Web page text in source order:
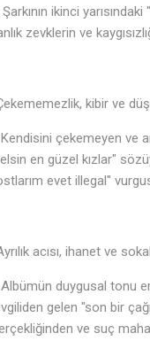
ikinci
zevklerin ve
kibir ve
çekemeyen ve
en güzel kızlar"
evet illegal"
acısı, ihanet ve
duygusal tonu
gelen "son bir
ve suç